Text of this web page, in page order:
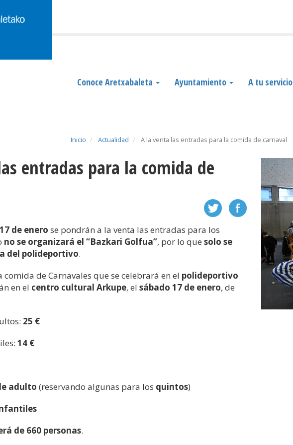
Conoce Aretxabaleta Ayuntamiento A tu servicio
Inicio Actualidad A la venta las entradas para la comida de carnaval
de enero se pondrán a la venta las entradas para los
no se organizará el “Bazkari Golfua”, por lo que solo se
del polideportivo.
de Carnavales que se celebrará en el polideportivo
en el centro cultural Arkupe, el sábado 17 de enero, de
25 €
14 €
adulto (reservando algunas para los quintos)
de 660 personas.